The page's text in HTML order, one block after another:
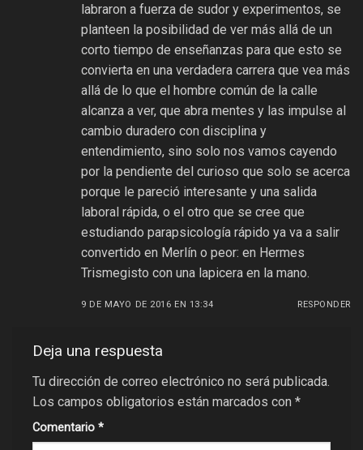
labraron a fuerza de sudor y experimentos, se
planteen la posibilidad de ver más allá de un
corto tiempo de enseñanzas para que esto se
convierta en una verdadera carrera que vea más
allá de lo que el hombre común de la calle
alcanza a ver, que abra mentes y las impulse al
cambio duradero con disciplina y
entendimiento, sino solo nos vamos cayendo
por la pendiente del curioso que solo se acerca
porque le pareció interesante y una salida
laboral rápida, o el otro que se cree que
estudiando parapsicología rápido ya va a salir
convertido en Merlín o peor: en Hermes
Trismegisto con una lapicera en la mano.
9 DE MAYO DE 2016 EN 13:34 RESPONDER
Deja una respuesta
Tu dirección de correo electrónico no será publicada.
Los campos obligatorios están marcados con *
Comentario *